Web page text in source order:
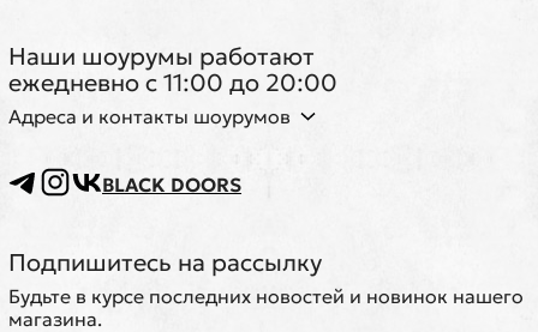
Наши шоурумы работают
ежедневно с 11:00 до 20:00
Адреса и контакты шоурумов
BLACK DOORS
Подпишитесь на рассылку
Будьте в курсе последних новостей и новинок нашего
магазина.